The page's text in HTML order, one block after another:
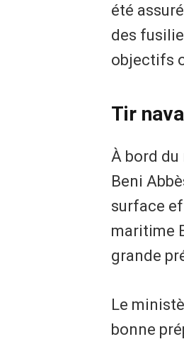
été
des
objectifs
Tir
À bord
Beni
surface
maritime
grande
Le
bonne